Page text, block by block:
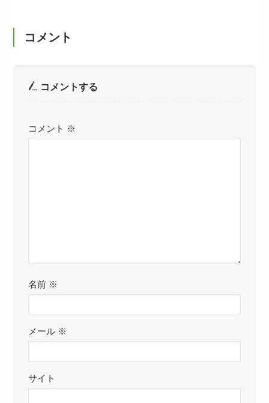
コメント
コメントする
コメント ※
名前 ※
メール ※
サイト